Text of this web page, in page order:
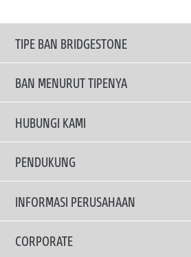
TIPE BAN BRIDGESTONE
TRUCKS & BUSES TYRES
BAN MENURUT TIPENYA
Ban ENLITEN
Ban Performa
Ban Touring
Ban Hemat Bahan Bakar
HUBUNGI KAMI
Email Kami
PENDUKUNG
Privacy Policy
Terms Of Use
INFORMASI PERUSAHAAN
Mengapa Bridgestone?
CORPORATE